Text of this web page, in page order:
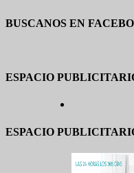
BUSCANOS EN
ESPACIO
ESPACIO